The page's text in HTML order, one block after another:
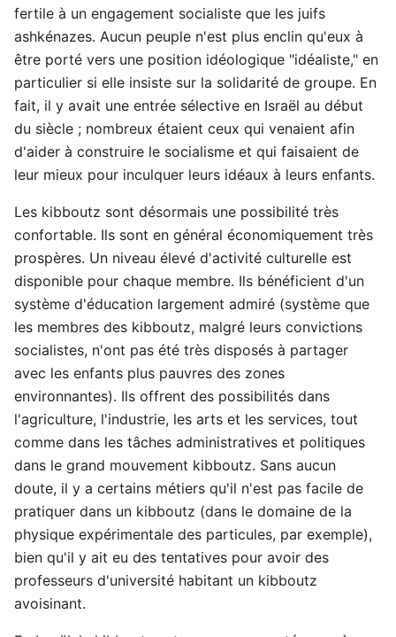
fertile à un engagement socialiste que les juifs
ashkénazes. Aucun peuple n'est plus enclin qu'eux à
être porté vers une position idéologique "idéaliste," en
particulier si elle insiste sur la solidarité de groupe. En
fait, il y avait une entrée sélective en Israël au début
du siècle ; nombreux étaient ceux qui venaient afin
d'aider à construire le socialisme et qui faisaient de
leur mieux pour inculquer leurs idéaux à leurs enfants.
Les kibboutz sont désormais une possibilité très
confortable. Ils sont en général économiquement très
prospères. Un niveau élevé d'activité culturelle est
disponible pour chaque membre. Ils bénéficient d'un
système d'éducation largement admiré (système que
les membres des kibboutz, malgré leurs convictions
socialistes, n'ont pas été très disposés à partager
avec les enfants plus pauvres des zones
environnantes). Ils offrent des possibilités dans
l'agriculture, l'industrie, les arts et les services, tout
comme dans les tâches administratives et politiques
dans le grand mouvement kibboutz. Sans aucun
doute, il y a certains métiers qu'il n'est pas facile de
pratiquer dans un kibboutz (dans le domaine de la
physique expérimentale des particules, par exemple),
bien qu'il y ait eu des tentatives pour avoir des
professeurs d'université habitant un kibboutz
avoisinant.